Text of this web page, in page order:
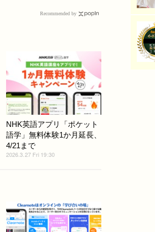
Recommended by
NHK英語アプリ「ポケット
語学」無料体験1か月延長、
4/21まで
2026.3.27 Fri 19:30